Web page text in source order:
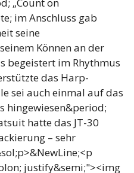
im Anschluss gab
seine
Können an der
begeistert im Rhythmus
das Harp-
sei auch einmal auf das
hingewiesen&period;
hatte das JT-30
– sehr
justify&semi;"><img